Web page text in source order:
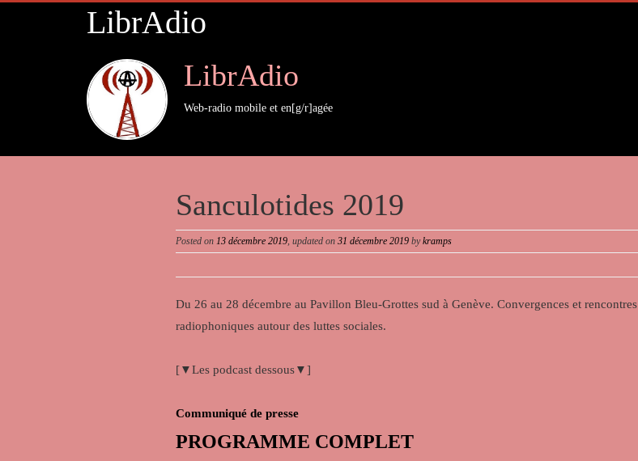
LibrAdio
LibrAdio
Web-radio mobile et en[g/r]agée
Sanculotides 2019
Posted on 13 décembre 2019, updated on 31 décembre 2019 bykramps
Du 26 au 28 décembre au Pavillon Bleu-Grottes sud à Genève. Convergences et rencontres
radiophoniques autour des luttes sociales.
[▼Les podcast dessous▼]
Communiqué de presse
PROGRAMME COMPLET